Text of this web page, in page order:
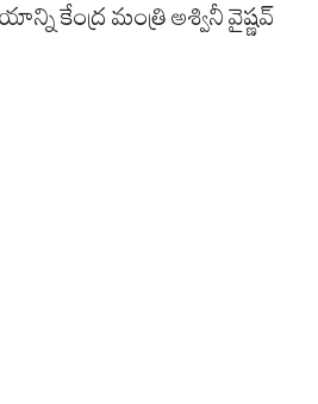
కేంద్ర మంత్రి అశ్వినీ వైష్ణవ్‌